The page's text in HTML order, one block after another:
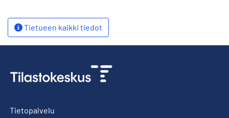
Tietueen kaikki tiedot
Tietopalvelu